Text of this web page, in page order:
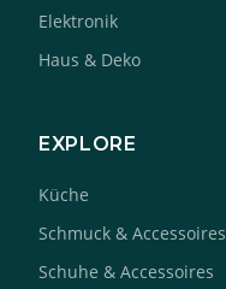
Elektronik
Haus & Deko
EXPLORE
Küche
Schmuck & Accessoires
Schuhe & Accessoires